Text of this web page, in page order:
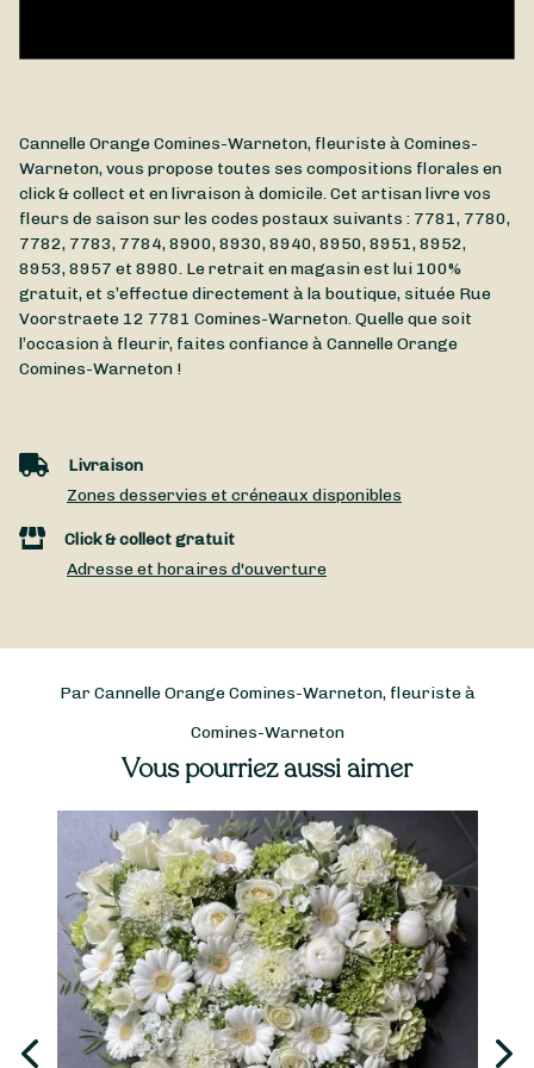
Cannelle Orange Comines-Warneton, fleuriste à Comines-
Warneton, vous propose toutes ses compositions florales en
click & collect et en livraison à domicile. Cet artisan livre vos
fleurs de saison sur les codes postaux suivants : 7781, 7780,
7782, 7783, 7784, 8900, 8930, 8940, 8950, 8951, 8952,
8953, 8957 et 8980. Le retrait en magasin est lui 100%
gratuit, et s’effectue directement à la boutique, située Rue
Voorstraete 12 7781 Comines-Warneton. Quelle que soit
l’occasion à fleurir, faites confiance à Cannelle Orange
Comines-Warneton !
Livraison
Zones desservies et créneaux disponibles
Click & collect gratuit
Adresse et horaires d'ouverture
Par Cannelle Orange Comines-Warneton, fleuriste à
Comines-Warneton
Vous pourriez aussi aimer